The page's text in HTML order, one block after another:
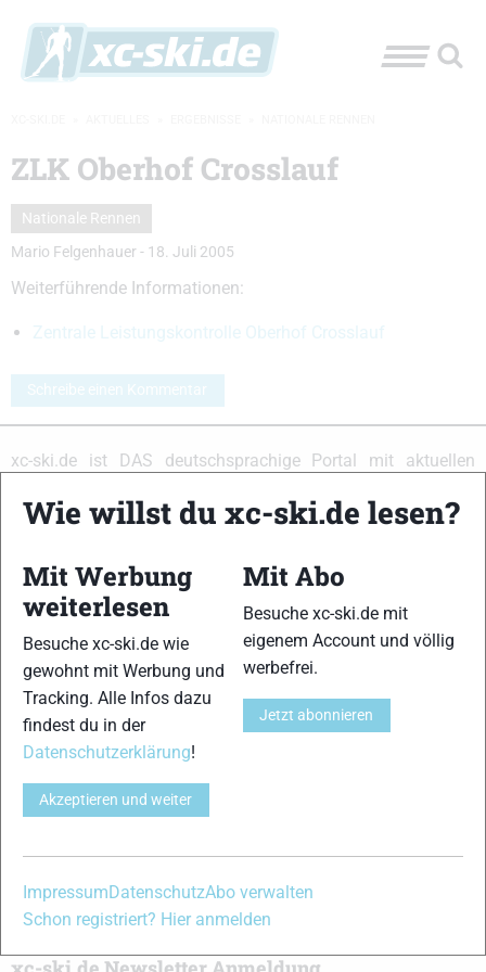
ZLK Oberhof Crosslauf
Nationale Rennen
Mario Felgenhauer - 18. Juli 2005
Weiterführende Informationen:
Zentrale Leistungskontrolle Oberhof Crosslauf
Schreibe einen Kommentar
xc-ski.de ist DAS deutschsprachige Portal mit aktuellen
Kombination, einer Loipendatenbank,Langlauf-Community
wissen solltest.
ObSkilanglauf-Anfänger oder Profi-Sportler, wir haben
immer ein offenes Ohr für dich! Du kannst uns jederzeit über
dasKontaktformularerreichen.
Partner
Wie willst du xc-ski.de lesen?
Mit Werbung
weiterlesen
Besuche xc-ski.de wie
gewohnt mit Werbung und
Tracking. Alle Infos dazu
findest du in der
Datenschutzerklärung!
Akzeptieren und weiter
Mit Abo
Besuche xc-ski.de mit
eigenem Account und völlig
werbefrei.
Jetzt abonnieren
ImpressumDatenschutzAbo verwalten
Schon registriert? Hier anmelden